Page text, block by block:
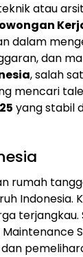
atau
dalam
dan
, salah
mencari
yang stabil
rumah
Indonesia.
terjangkau.